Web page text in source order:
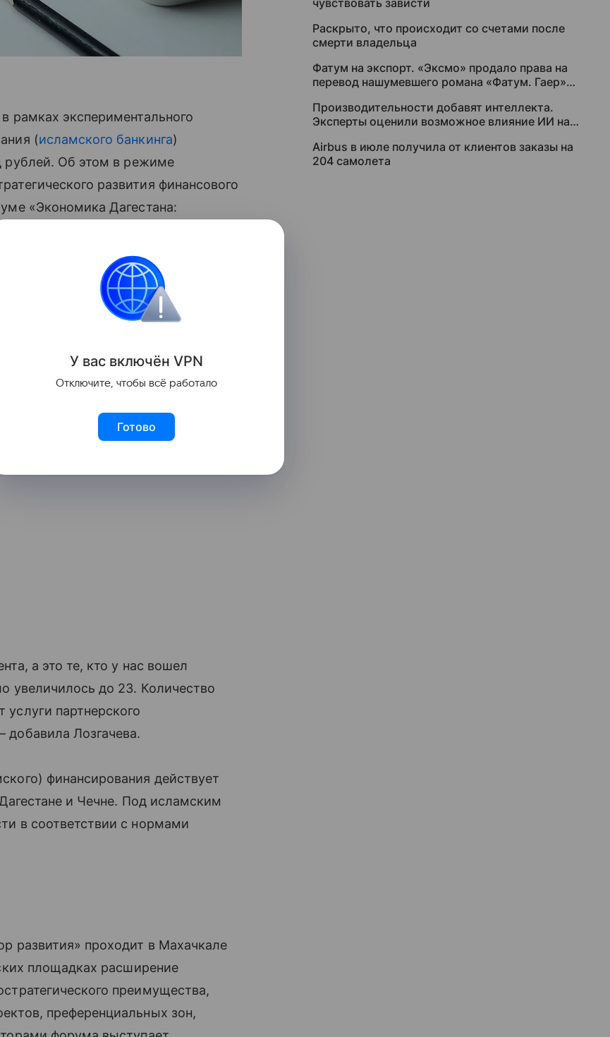
рамках экспериментального
(исламского банкинга)
рублей. Об этом в режиме
развития финансового
«Экономика Дагестана:
увеличивается.
полугодия 2024 года.
3 млрд рублей, объем средств
расти.
а это те, кто у нас вошел
увеличилось до 23. Количество
партнерского
Лозгачева.
финансирования действует
и Чечне. Под исламским
в соответствии с нормами
развития» проходит в Махачкале
площадках расширение
преимущества,
преференциальных зон,
чувствовать зависти
Раскрыто, что происходит со счетами после
смерти владельца
Фатум на экспорт. «Эксмо» продало права на
перевод нашумевшего романа «Фатум. Гаер»
Производительности добавят интеллекта.
Эксперты оценили возможное влияние ИИ на
Airbus в июле получила от клиентов заказы на
204 самолета
У вас включён VPN
Отключите, чтобы всё работало
Готово